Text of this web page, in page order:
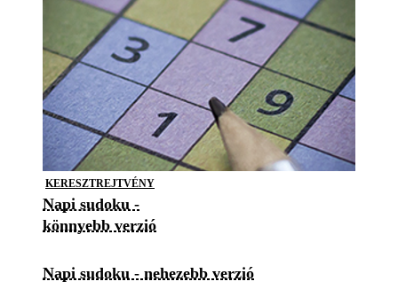
KERESZTREJTVÉNY
Napi sudoku -
könnyebb verzió
Napi sudoku - nehezebb verzió